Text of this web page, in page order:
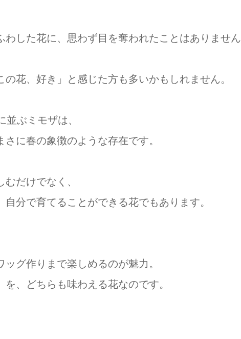
した花に、思わず目を奪われたことはありません
花、好き」と感じた方も多いかもしれません。
ぶミモザは、
に春の象徴のような存在です。
だけでなく、
分で育てることができる花でもあります。
グ作りまで楽しめるのが魅力。
、どちらも味わえる花なのです。